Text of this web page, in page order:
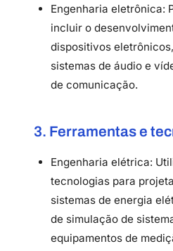
Engenharia eletrônica:
incluir o
dispositivos
sistemas de áudio e
de comunicação.
3. Ferramentas e
Engenharia elétrica:
tecnologias para
sistemas de energia
de simulação de
equipamentos de